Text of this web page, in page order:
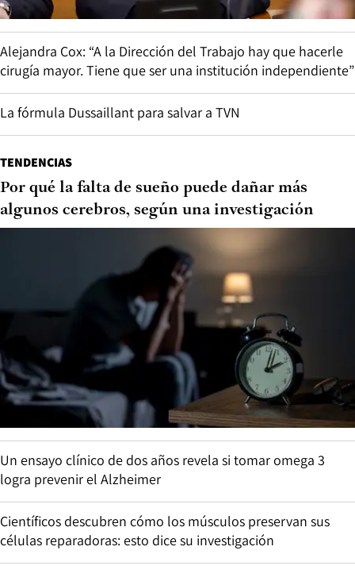
Alejandra Cox: “A la Dirección del Trabajo hay que hacerle
cirugía mayor. Tiene que ser una institución independiente”
La fórmula Dussaillant para salvar a TVN
TENDENCIAS
Por qué la falta de sueño puede dañar más
algunos cerebros, según una investigación
Un ensayo clínico de dos años revela si tomar omega 3
logra prevenir el Alzheimer
Científicos descubren cómo los músculos preservan sus
células reparadoras: esto dice su investigación